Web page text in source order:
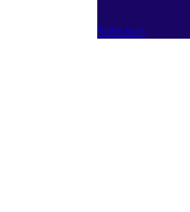
Saiba mais